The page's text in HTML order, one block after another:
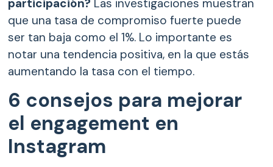
participación? Las investigaciones muestran
que una tasa de compromiso fuerte puede
ser tan baja como el 1%. Lo importante es
notar una tendencia positiva, en la que estás
aumentando la tasa con el tiempo.
6 consejos para mejorar
el engagement en
Instagram